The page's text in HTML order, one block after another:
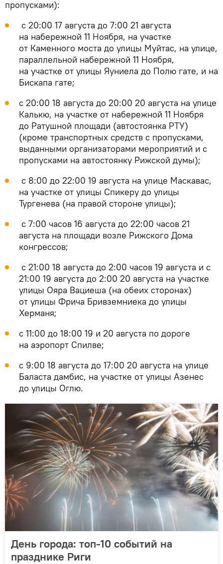
пропусками):
с 20:00 17 августа до 7:00 21 августа
на набережной 11 Ноября, на участке
от Каменного моста до улицы Муйтас, на улице,
параллельной набережной 11 Ноября,
на участке от улицы Яуниела до Полю гате, и на
Бискапа гате;
с 20:00 18 августа до 20:00 20 августа на улице
Калькю, на участке от набережной 11 Ноября
до Ратушной площади (автостоянка РТУ)
(кроме транспортных средств с пропусками,
выданными организаторами мероприятий и с
пропусками на автостоянку Рижской думы);
с 8:00 до 22:00 19 августа на улице Маскавас,
на участке от улицы Спикеру до улицы
Тургенева (на правой стороне улицы);
с 7:00 часов 16 августа до 22:00 часов 21
августа на площади возле Рижского Дома
конгрессов;
с 21:00 18 августа до 2:00 часов 19 августа и с
21:00 19 августа до 2:00 20 августа на участке
улицы Ояра Вациеша (на обеих сторонах)
от улицы Фрича Бривземниека до улицы
Херманя;
с 11:00 до 18:00 19 и 20 августа по дороге
на аэропорт Спилве;
с 9:00 18 августа до 17:00 20 августа на улице
Баласта дамбис, на участке от улицы Азенес
до улицы Оглю.
День города: топ-10 событий на
празднике Риги